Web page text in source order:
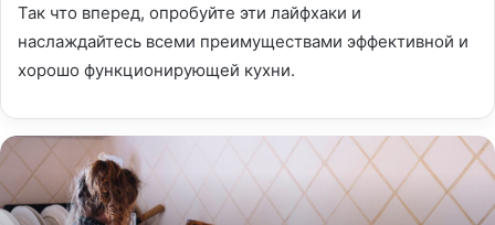
Так что вперед, опробуйте эти лайфхаки и
наслаждайтесь всеми преимуществами эффективной и
хорошо функционирующей кухни.